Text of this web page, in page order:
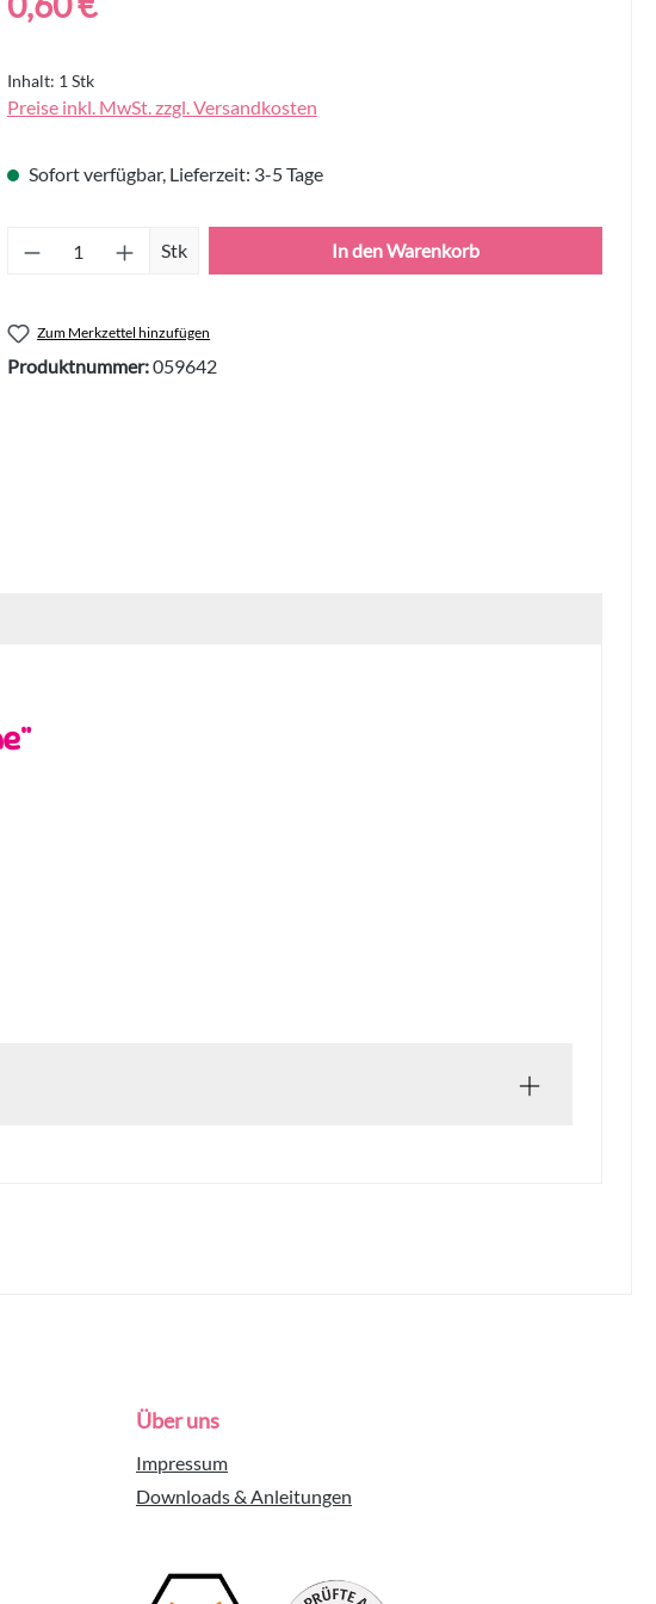
Inhalt: 1 Stk
Preise inkl. MwSt. zzgl. Versandkosten
Sofort verfügbar, Lieferzeit: 3-5 Tage
Produkt Anzahl: Gib den gewünschten Wert ein
Stk In den Warenkorb
Zum Merkzettel hinzufügen
Produktnummer:059642
Über uns
Impressum
Downloads & Anleitungen